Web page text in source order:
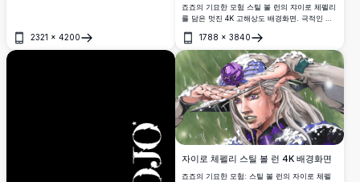
2321 × 4200
열기
죠죠의 기묘한 모험 스틸 볼 런의 쟈이로 체펠리
를 담은 멋진 4K 고해상도 배경화면. 극적인 비,
처 철구 및 잠자리 브로치가 특징입니다.
1788 × 3840
열기
자이로 체펠리 스틸 볼 런 4K 배경화면
죠죠의 기묘한 모험: 스틸 볼 런의 자이로 체펠